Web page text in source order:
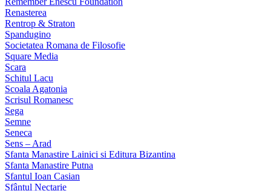
Renasterea
Rentrop & Straton
Spandugino
Societatea Romana de Filosofie
Square Media
Scara
Schitul Lacu
Scoala Agatonia
Scrisul Romanesc
Sega
Semne
Seneca
Sens – Arad
Sfanta Manastire Lainici si Editura Bizantina
Sfanta Manastire Putna
Sfantul Ioan Casian
Sfântul Nectarie